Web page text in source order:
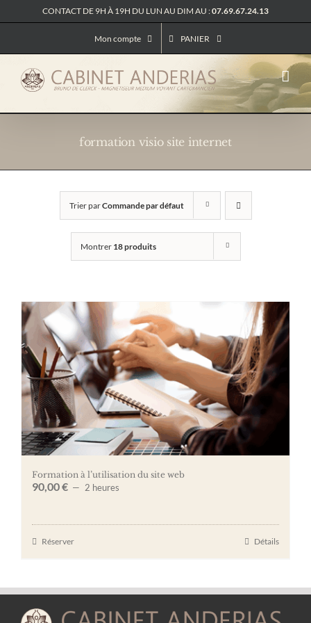
au
CONTACT DE 9H À 19H DU LUN AU DIM AU :07.69.67.24.13
Mon compte PANIER
formation visio site internet
Trier parCommande par défaut
Montrer 18 produits
Formation à l’utilisation du site web
90,00€ 2 heures
Réserver Détails